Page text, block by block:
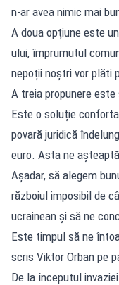
n-ar avea nimic mai
A doua opțiune este
ului, împrumutul
nepoții noștri vor plăti
A treia propunere
Este o soluție
povară juridică
euro. Asta ne
Așadar, să alegem
războiul imposibil de
ucrainean și să ne
Este timpul să ne
scris Viktor Orban pe
De la începutul